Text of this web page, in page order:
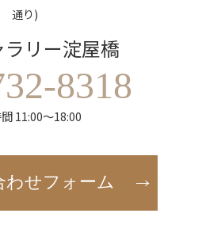
通り)
リー淀屋橋
8318
11:00～18:00
わせフォーム